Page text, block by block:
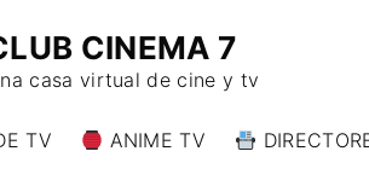
CINEMA 7
casa virtual de cine y tv
TV ANIME TV